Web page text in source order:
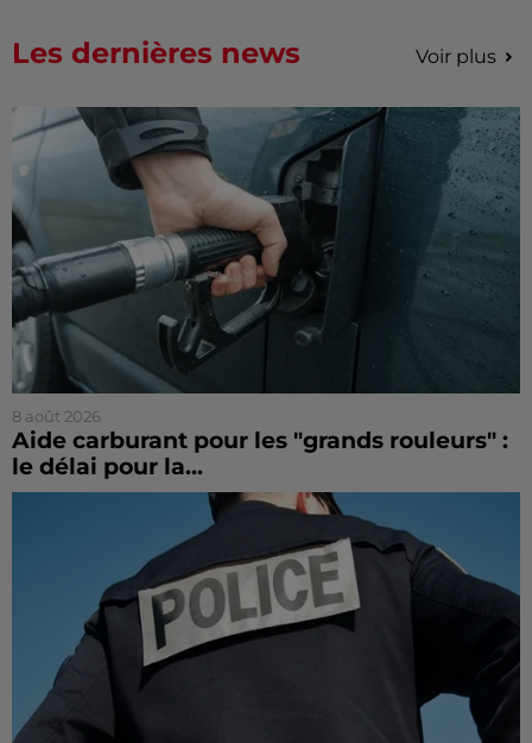
Les dernières news Voir plus
8 août 2026
Aide carburant pour les "grands rouleurs" :
le délai pour la...